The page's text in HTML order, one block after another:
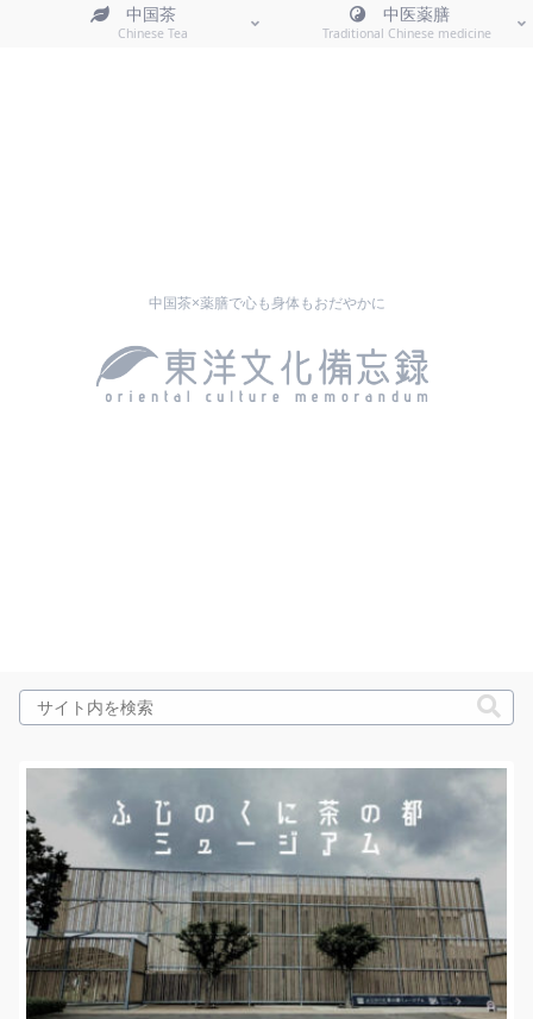
中国茶×薬膳で心も身体もおだやかに
中国茶
Chinese Tea
中医薬膳
Traditional Chinese medicine